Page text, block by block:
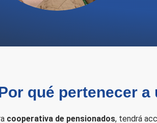
qué pertenecer
cooperativa de pensionados, tendrá